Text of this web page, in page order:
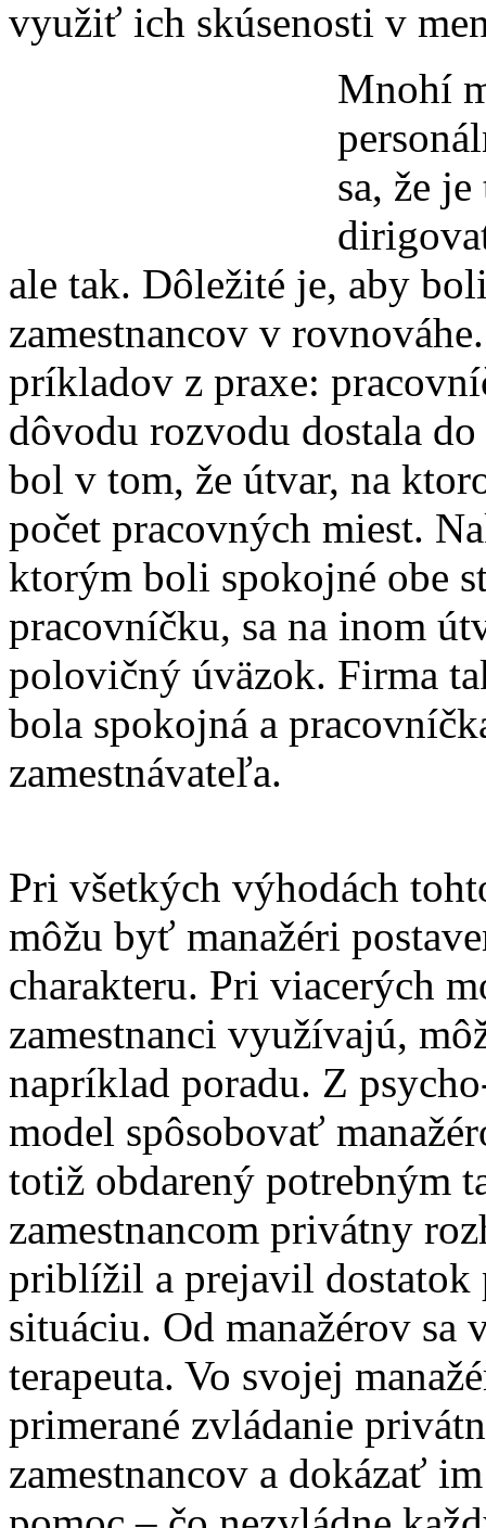
využiť ich skúsenosti v
Mnohí
sa, že
ale tak. Dôležité je, aby
zamestnancov v
príkladov z praxe:
dôvodu rozvodu dostala
bol v tom, že útvar, na
počet pracovných miest.
ktorým boli spokojné obe
pracovníčku, sa na inom
polovičný úväzok. Firma
bola spokojná a
zamestnávateľa.
Pri všetkých výhodách
môžu byť manažéri
charakteru. Pri viacerých
zamestnanci využívajú,
napríklad poradu. Z
model spôsobovať
totiž obdarený potrebným
zamestnancom privátny
priblížil a prejavil dostatok
situáciu. Od manažérov sa
terapeuta. Vo svojej
primerané zvládanie
zamestnancov a dokázať